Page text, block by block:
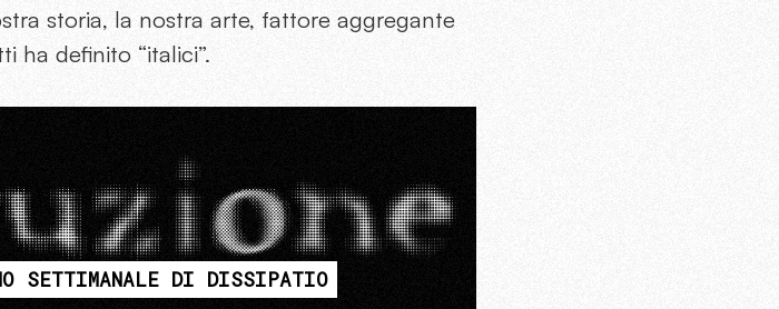
storia, la nostra arte, fattore aggregante
ha definito “italici”.
SETTIMANALE DI DISSIPATIO